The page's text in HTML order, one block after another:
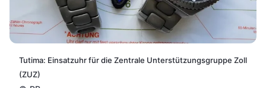
Tutima: Einsatzuhr für die Zentrale Unterstützungsgruppe Zoll
(ZUZ)